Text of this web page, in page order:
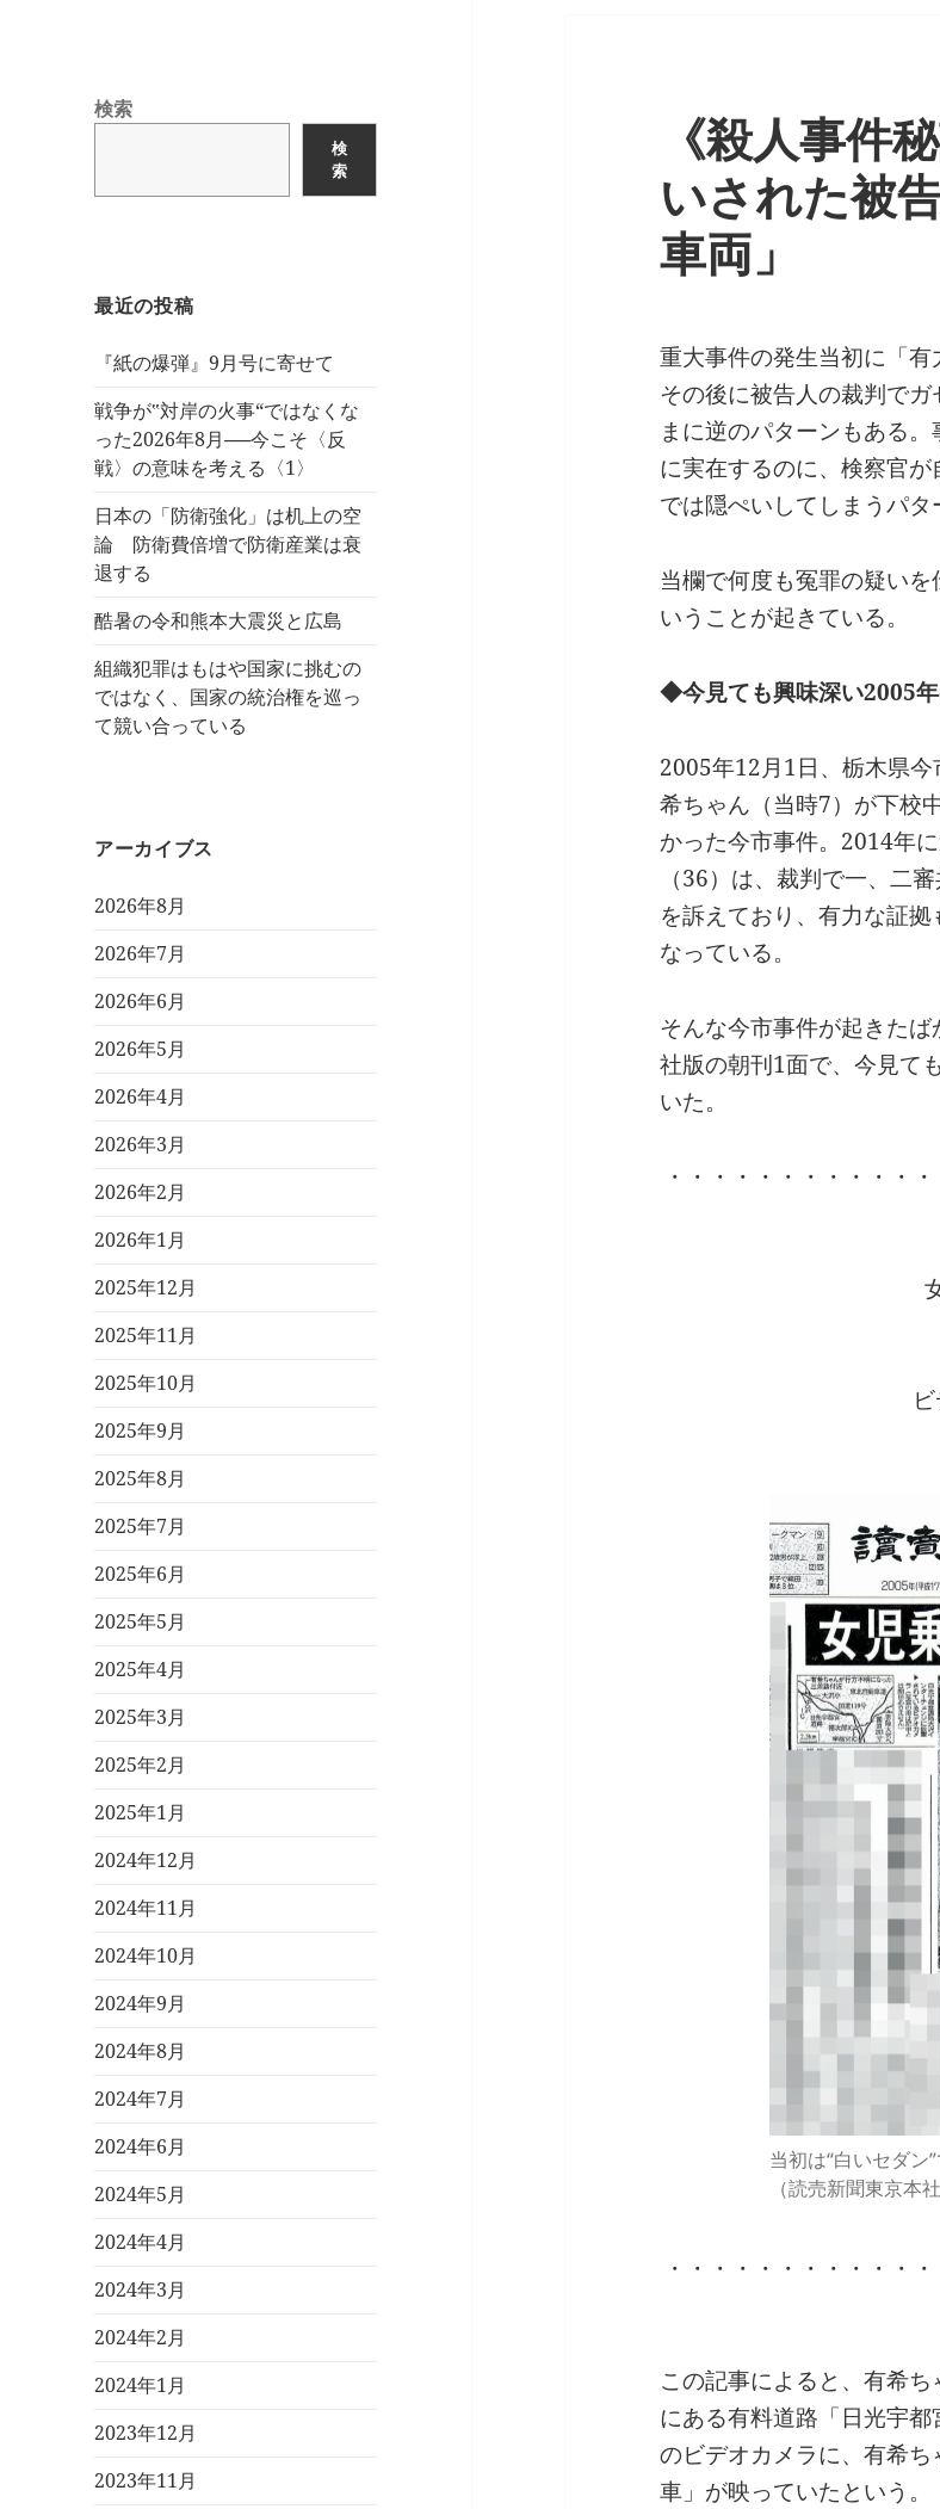
検索
検
索
最近の投稿
『紙の爆弾』9月号に寄せて
戦争が‟対岸の火事“ではなくな
った2026年8月──今こそ〈反
戦〉の意味を考える〈1〉
日本の「防衛強化」は机上の空
論 防衛費倍増で防衛産業は衰
退する
酷暑の令和熊本大震災と広島
組織犯罪はもはや国家に挑むの
ではなく、国家の統治権を巡っ
て競い合っている
アーカイブス
2026年8月
2026年7月
2026年6月
2026年5月
2026年4月
2026年3月
2026年2月
2026年1月
2025年12月
2025年11月
2025年10月
2025年9月
2025年8月
2025年7月
2025年6月
2025年5月
2025年4月
2025年3月
2025年2月
2025年1月
2024年12月
2024年11月
2024年10月
2024年9月
2024年8月
2024年7月
2024年6月
2024年5月
2024年4月
2024年3月
2024年2月
2024年1月
2023年12月
2023年11月
《殺人事件
いされた被
車両」
重大事件の発生当初に「
その後に被告人の裁判で
まに逆のパターンもある
に実在するのに、検察官
では隠ぺいしてしまうパタ
当欄で何度も冤罪の疑い
いうことが起きている。
◆今見ても興味深い2005
2005年12月1日、栃木県
希ちゃん（当時7）が下校
かった今市事件。2014年
（36）は、裁判で一、二
を訴えており、有力な証
なっている。
そんな今市事件が起きた
社版の朝刊1面で、今見て
いた。
・・・・・・・・・・・
当初は“白いセダン
（読売新聞東京本
・・・・・・・・・・・
この記事によると、有希
にある有料道路「日光宇
のビデオカメラに、有希
車」が映っていたという。